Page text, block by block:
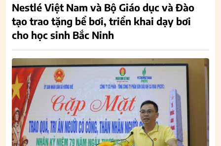
Nestlé Việt Nam và Bộ Giáo dục và Đào
tạo trao tặng bể bơi, triển khai dạy bơi
cho học sinh Bắc Ninh